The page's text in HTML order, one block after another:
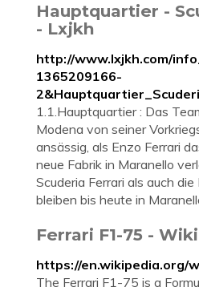
Hauptquartier -
- Lxjkh
http://www.lxjkh.com/
1365209166-
1.1.Hauptquartier : Das
Modena von seiner
ansässig, als Enzo Ferrari
neue Fabrik in Maranello
Scuderia Ferrari als auch
bleiben bis heute in
Ferrari F1-75 -
https://en.wikipedia.org/
The Ferrari F1-75 is a